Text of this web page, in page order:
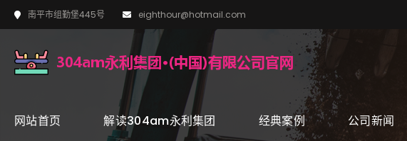
南平市组勤堡445号 eighthour@hotmail.com
网站首页 解读304am永利集团 经典案例 公司新闻